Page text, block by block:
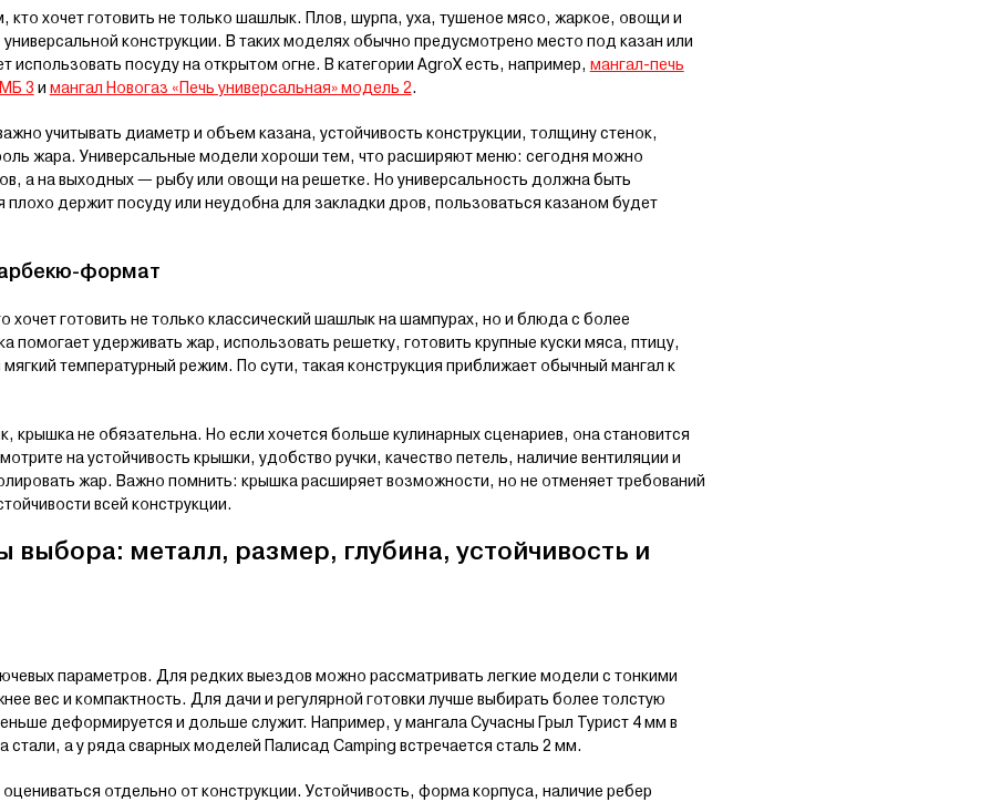
кто хочет готовить не только шашлык. Плов, шурпа, уха, тушеное мясо, жаркое, овощи и
конструкции. В таких моделях обычно предусмотрено место под казан или
использовать посуду на открытом огне. В категории AgroX есть, например, мангал-печь
3 и мангал Новогаз «Печь универсальная» модель 2.
учитывать диаметр и объем казана, устойчивость конструкции, толщину стенок,
жара. Универсальные модели хороши тем, что расширяют меню: сегодня можно
а на выходных — рыбу или овощи на решетке. Но универсальность должна быть
плохо держит посуду или неудобна для закладки дров, пользоваться казаном будет
формат
хочет готовить не только классический шашлык на шампурах, но и блюда с более
удерживать жар, использовать решетку, готовить крупные куски мяса, птицу,
температурный режим. По сути, такая конструкция приближает обычный мангал к
крышка не обязательна. Но если хочется больше кулинарных сценариев, она становится
на устойчивость крышки, удобство ручки, качество петель, наличие вентиляции и
жар. Важно помнить: крышка расширяет возможности, но не отменяет требований
всей конструкции.
выбора: металл, размер, глубина, устойчивость и
параметров. Для редких выездов можно рассматривать легкие модели с тонкими
вес и компактность. Для дачи и регулярной готовки лучше выбирать более толстую
деформируется и дольше служит. Например, у мангала Сучасны Грыл Турист 4 мм в
а у ряда сварных моделей Палисад Camping встречается сталь 2 мм.
отдельно от конструкции. Устойчивость, форма корпуса, наличие ребер